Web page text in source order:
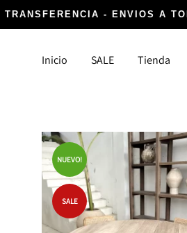
Inicio SALE Tienda
DECORACIÓN
Canastos y Fibras
Cocina, Lavanderia y Baño
Detalles infaltables
NUEVO!
SALE
- ENVIOS A